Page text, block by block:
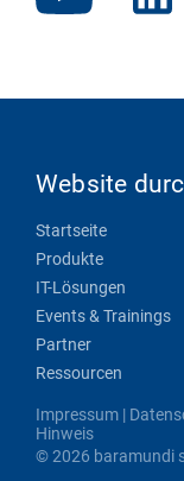
Website
Startseite
Produkte
IT-Lösungen
Events & Trainings
Partner
Ressourcen
Impressum |
Hinweis
© 2026 baramundi